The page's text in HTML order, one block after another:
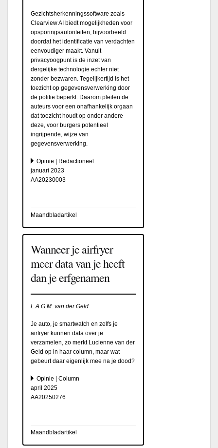
Gezichtsherkenningssoftware zoals
Clearview AI biedt mogelijkheden voor
opsporingsautoriteiten, bijvoorbeeld
doordat het identificatie van verdachten
eenvoudiger maakt. Vanuit
privacyoogpunt is de inzet van
dergelijke technologie echter niet
zonder bezwaren. Tegelijkertijd is het
toezicht op gegevensverwerking door
de politie beperkt. Daarom pleiten de
auteurs voor een onafhankelijk orgaan
dat toezicht houdt op onder andere
deze, voor burgers potentieel
ingrijpende, wijze van
gegevensverwerking.
Opinie | Redactioneel
januari 2023
AA20230003
Maandbladartikel
Wanneer je airfryer
meer data van je heeft
dan je erfgenamen
L.A.G.M. van der Geld
Je auto, je smartwatch en zelfs je
airfryer kunnen data over je
verzamelen, zo merkt Lucienne van der
Geld op in haar column, maar wat
gebeurt daar eigenlijk mee na je dood?
Opinie | Column
april 2025
AA20250276
Maandbladartikel